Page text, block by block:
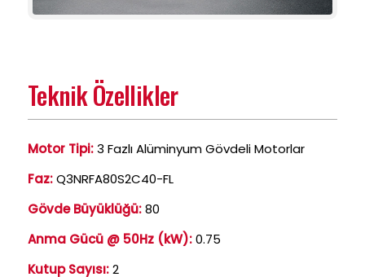
Teknik Özellikler
Motor Tipi:3 Fazlı Alüminyum Gövdeli Motorlar
Faz:Q3NRFA80S2C40-FL
Gövde Büyüklüğü:80
Anma Gücü @ 50Hz (kW):0.75
Kutup Sayısı:2